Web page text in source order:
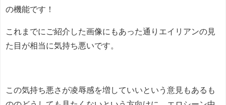
の機能です！
これまでにご紹介した画像にもあった通りエイリアンの見
た目が相当に気持ち悪いです。
この気持ち悪さが凌辱感を増していいという意見もあるも